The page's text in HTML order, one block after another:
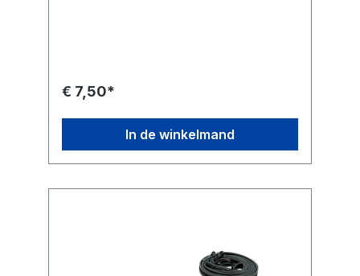
€ 7,50*
In de winkelmand